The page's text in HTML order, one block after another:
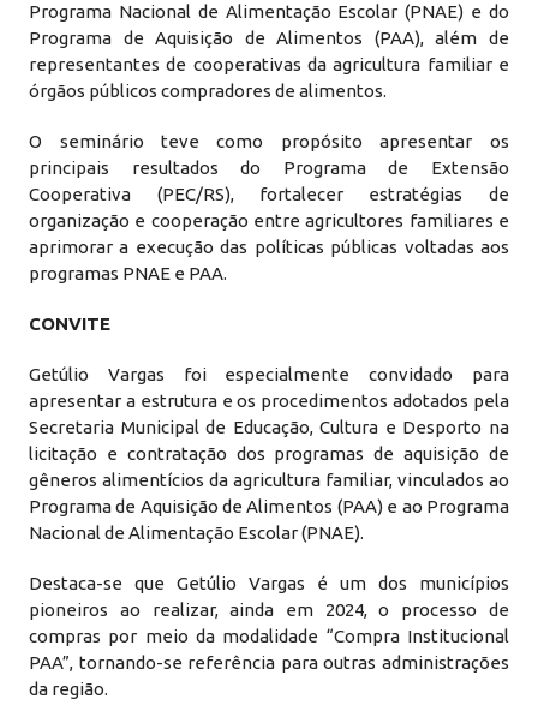
Programa Nacional de Alimentação Escolar (PNAE) e do
Programa de Aquisição de Alimentos (PAA), além de
representantes de cooperativas da agricultura familiar e
órgãos públicos compradores de alimentos.
O seminário teve como propósito apresentar os
principais resultados do Programa de Extensão
Cooperativa (PEC/RS), fortalecer estratégias de
organização e cooperação entre agricultores familiares e
aprimorar a execução das políticas públicas voltadas aos
programas PNAE e PAA.
CONVITE
Getúlio Vargas foi especialmente convidado para
apresentar a estrutura e os procedimentos adotados pela
Secretaria Municipal de Educação, Cultura e Desporto na
licitação e contratação dos programas de aquisição de
gêneros alimentícios da agricultura familiar, vinculados ao
Programa de Aquisição de Alimentos (PAA) e ao Programa
Nacional de Alimentação Escolar (PNAE).
Destaca-se que Getúlio Vargas é um dos municípios
pioneiros ao realizar, ainda em 2024, o processo de
compras por meio da modalidade “Compra Institucional
PAA”, tornando-se referência para outras administrações
da região.